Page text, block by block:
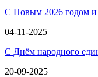
С Новым 2026 годом и
04-11-2025
С Днём народного
20-09-2025